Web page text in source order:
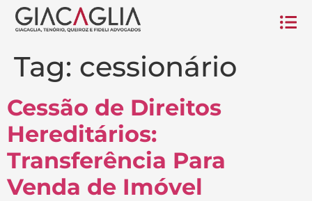
Tag: cessionário
Cessão de Direitos
Hereditários:
Transferência Para
Venda de Imóvel